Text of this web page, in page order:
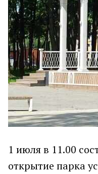
1 июля в 11.00
открытие парка